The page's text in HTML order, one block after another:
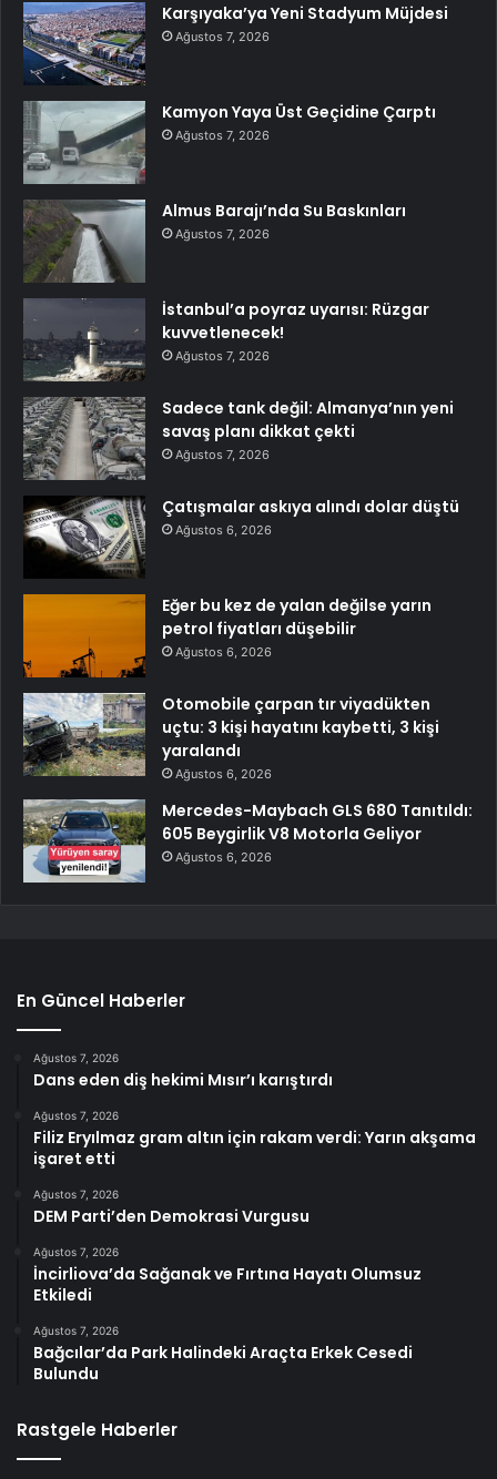
Karşıyaka’ya Yeni Stadyum Müjdesi
Ağustos 7, 2026
Kamyon Yaya Üst Geçidine Çarptı
Ağustos 7, 2026
Almus Barajı’nda Su Baskınları
Ağustos 7, 2026
İstanbul’a poyraz uyarısı: Rüzgar
kuvvetlenecek!
Ağustos 7, 2026
Sadece tank değil: Almanya’nın yeni
savaş planı dikkat çekti
Ağustos 7, 2026
Çatışmalar askıya alındı dolar düştü
Ağustos 6, 2026
Eğer bu kez de yalan değilse yarın
petrol fiyatları düşebilir
Ağustos 6, 2026
Otomobile çarpan tır viyadükten
uçtu: 3 kişi hayatını kaybetti, 3 kişi
yaralandı
Ağustos 6, 2026
Mercedes-Maybach GLS 680 Tanıtıldı:
605 Beygirlik V8 Motorla Geliyor
Ağustos 6, 2026
En Güncel Haberler
Ağustos 7, 2026
Dans eden diş hekimi Mısır’ı karıştırdı
Ağustos 7, 2026
Filiz Eryılmaz gram altın için rakam verdi: Yarın akşama
işaret etti
Ağustos 7, 2026
DEM Parti’den Demokrasi Vurgusu
Ağustos 7, 2026
İncirliova’da Sağanak ve Fırtına Hayatı Olumsuz
Etkiledi
Ağustos 7, 2026
Bağcılar’da Park Halindeki Araçta Erkek Cesedi
Bulundu
Rastgele Haberler